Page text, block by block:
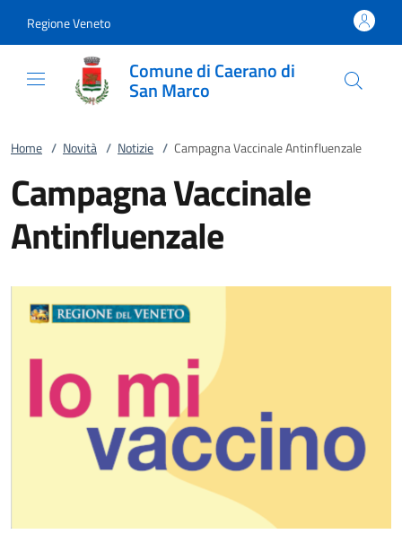
Regione Veneto
Comune di Caerano di
San Marco
Home / Novità / Notizie / Campagna Vaccinale Antinfluenzale
Campagna Vaccinale
Antinfluenzale